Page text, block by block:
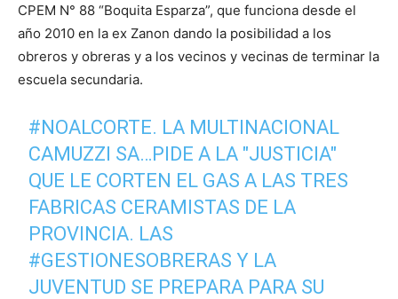
CPEM N° 88 “Boquita Esparza”, que funciona desde el
año 2010 en la ex Zanon dando la posibilidad a los
obreros y obreras y a los vecinos y vecinas de terminar la
escuela secundaria.
#NOALCORTE. LA MULTINACIONAL
CAMUZZI SA…PIDE A LA "JUSTICIA"
QUE LE CORTEN EL GAS A LAS TRES
FABRICAS CERAMISTAS DE LA
PROVINCIA. LAS
#GESTIONESOBRERAS Y LA
JUVENTUD SE PREPARA PARA SU